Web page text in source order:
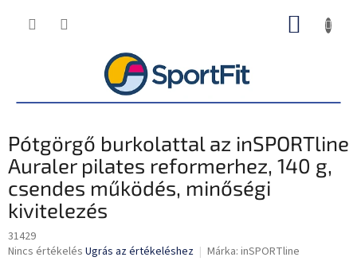
KOSÁR
Pótgörgő burkolattal az inSPORTline
Auraler pilates reformerhez, 140 g,
csendes működés, minőségi
kivitelezés
31429
A
Nincs értékelés Ugrás az értékeléshez Márka: inSPORTline